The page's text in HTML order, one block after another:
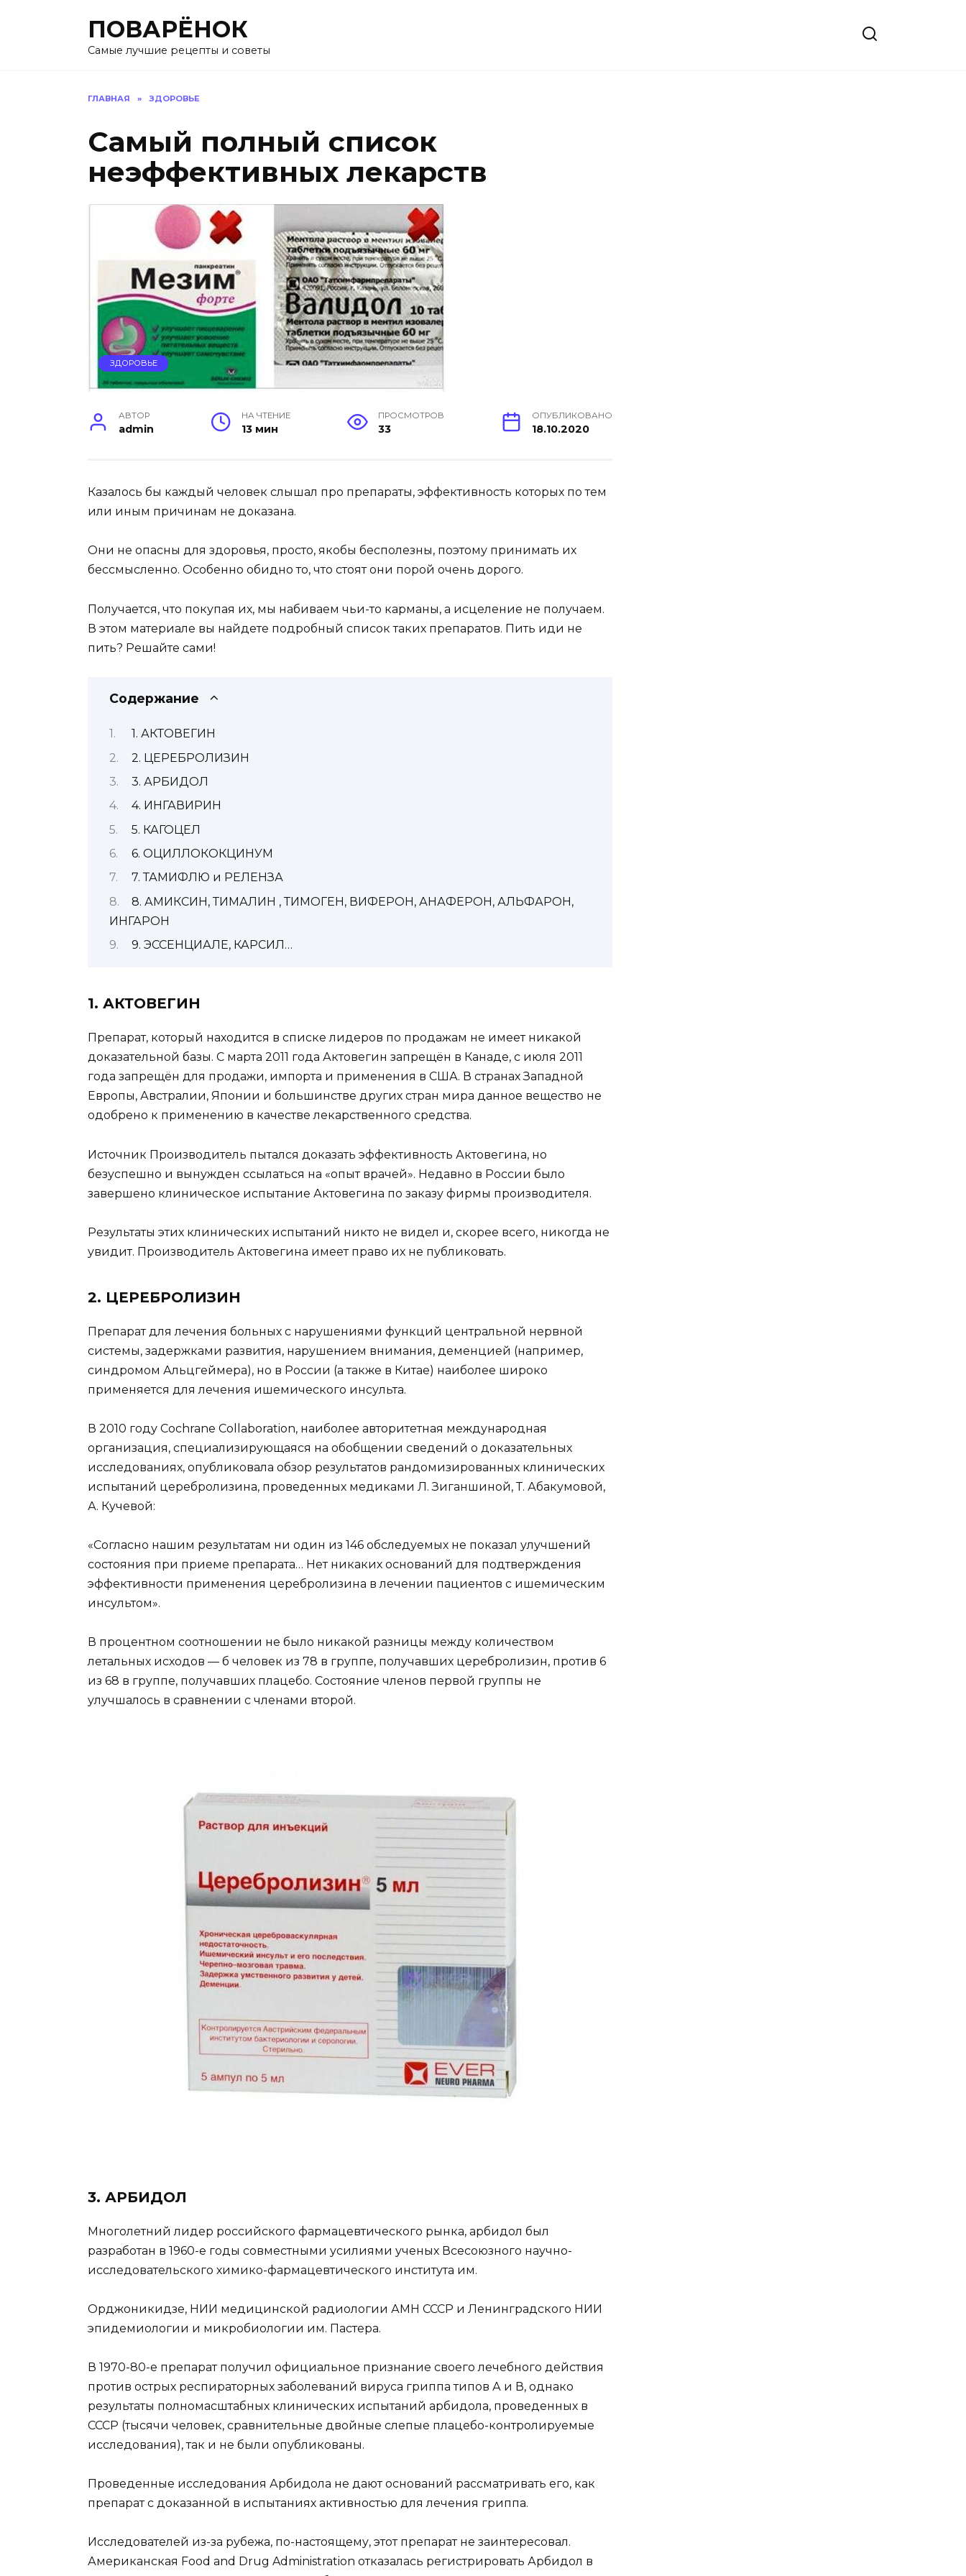
ПОВАРЁНОК
Самые лучшие рецепты и советы
ГЛАВНАЯ » ЗДОРОВЬЕ
Самый полный список
неэффективных лекарств
ЗДОРОВЬЕ
АВТОР
admin
НА ЧТЕНИЕ
13 мин
ПРОСМОТРОВ
33
ОПУБЛИКОВАНО
18.10.2020
Казалось бы каждый человек слышал про препараты, эффективность которых по тем
или иным причинам не доказана.
Они не опасны для здоровья, просто, якобы бесполезны, поэтому принимать их
бессмысленно. Особенно обидно то, что стоят они порой очень дорого.
Получается, что покупая их, мы набиваем чьи-то карманы, а исцеление не получаем.
В этом материале вы найдете подробный список таких препаратов. Пить иди не
пить? Решайте сами!
Содержание
1. АКТОВЕГИН
2. ЦЕРЕБРОЛИЗИН
3. АРБИДОЛ
4. ИНГАВИРИН
5. КАГОЦЕЛ
6. ОЦИЛЛОКОКЦИНУМ
7. ТАМИФЛЮ и РЕЛЕНЗА
8. АМИКСИН, ТИМАЛИН , ТИМОГЕН, ВИФЕРОН, АНАФЕРОН, АЛЬФАРОН,
ИНГАРОН
9. ЭССЕНЦИАЛЕ, КАРСИЛ…
1. АКТОВЕГИН
Препарат, который находится в списке лидеров по продажам не имеет никакой
доказательной базы. С марта 2011 года Актовегин запрещён в Канаде, с июля 2011
года запрещён для продажи, импорта и применения в США. В странах Западной
Европы, Австралии, Японии и большинстве других стран мира данное вещество не
одобрено к применению в качестве лекарственного средства.
Источник Производитель пытался доказать эффективность Актовегина, но
безуспешно и вынужден ссылаться на «опыт врачей». Недавно в России было
завершено клиническое испытание Актовегина по заказу фирмы производителя.
Результаты этих клинических испытаний никто не видел и, скорее всего, никогда не
увидит. Производитель Актовегина имеет право их не публиковать.
2. ЦЕРЕБРОЛИЗИН
Препарат для лечения больных с нарушениями функций центральной нервной
системы, задержками развития, нарушением внимания, деменцией (например,
синдромом Альцгеймера), но в России (а также в Китае) наиболее широко
применяется для лечения ишемического инсульта.
В 2010 году Cochrane Collaboration, наиболее авторитетная международная
организация, специализирующаяся на обобщении сведений о доказательных
исследованиях, опубликовала обзор результатов рандомизированных клинических
испытаний церебролизина, проведенных медиками Л. Зиганшиной, Т. Абакумовой,
А. Кучевой:
«Согласно нашим результатам ни один из 146 обследуемых не показал улучшений
состояния при приеме препарата… Нет никаких оснований для подтверждения
эффективности применения церебролизина в лечении пациентов с ишемическим
инсультом».
В процентном соотношении не было никакой разницы между количеством
летальных исходов — б человек из 78 в группе, получавших церебролизин, против 6
из 68 в группе, получавших плацебо. Состояние членов первой группы не
улучшалось в сравнении с членами второй.
3. АРБИДОЛ
Многолетний лидер российского фармацевтического рынка, арбидол был
разработан в 1960-е годы совместными усилиями ученых Всесоюзного научно-
исследовательского химико-фармацевтического института им.
Орджоникидзе, НИИ медицинской радиологии АМН СССР и Ленинградского НИИ
эпидемиологии и микробиологии им. Пастера.
В 1970-80-е препарат получил официальное признание своего лечебного действия
против острых респираторных заболеваний вируса гриппа типов А и В, однако
результаты полномасштабных клинических испытаний арбидола, проведенных в
СССР (тысячи человек, сравнительные двойные слепые плацебо-контролируемые
исследования), так и не были опубликованы.
Проведенные исследования Арбидола не дают оснований рассматривать его, как
препарат с доказанной в испытаниях активностью для лечения гриппа.
Исследователей из-за рубежа, по-настоящему, этот препарат не заинтересовал.
Американская Food and Drug Administration отказалась регистрировать Арбидол в